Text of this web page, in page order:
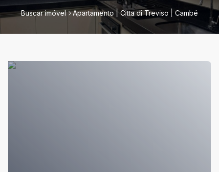
Buscar imóvel Apartamento | Citta di Treviso | Cambé